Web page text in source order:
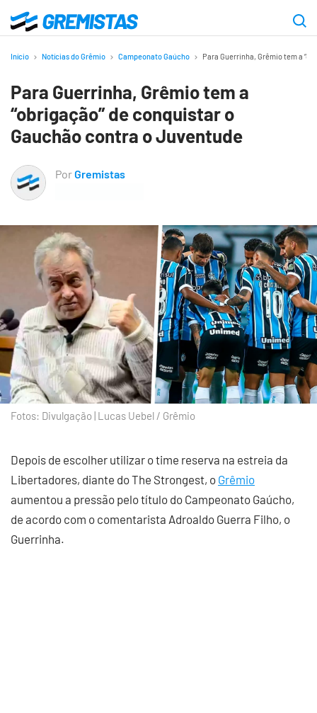
para
principal
Gremistas
Início Notícias do Grêmio Campeonato Gaúcho Para Guerrinha, Grêmio tem a
Para Guerrinha, Grêmio tem a
“obrigação” de conquistar o
Gauchão contra o Juventude
PorGremistas
Fotos: Divulgação | Lucas Uebel / Grêmio
Depois de escolher utilizar o time reserva na estreia da
Libertadores, diante do The Strongest, o Grêmio
aumentou a pressão pelo título do Campeonato Gaúcho,
de acordo com o comentarista Adroaldo Guerra Filho, o
Guerrinha.